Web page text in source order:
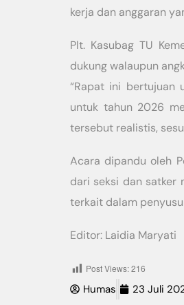
kerja dan anggaran
Plt. Kasubag TU
dukung walaupun
“Rapat ini bertujuan
untuk tahun 2026
tersebut realistis,
Acara dipandu oleh
dari seksi dan satker
terkait dalam
Editor: Laidia Maryati
Post Views:216
Humas 23 Juli